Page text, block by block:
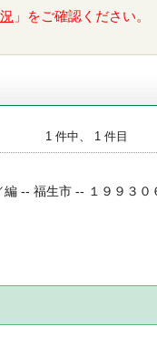
」をご確認ください。
1 件中、 1 件目
-- 福生市 -- １９９３０